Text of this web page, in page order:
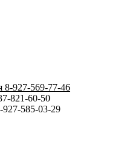
8-927-569-77-46
821-60-50
585-03-29